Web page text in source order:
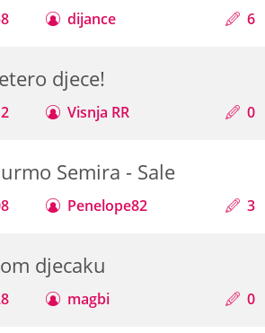
dijance 6
djece!
Visnja RR 0
Semira - Sale
Penelope82 3
djecaku
magbi 0